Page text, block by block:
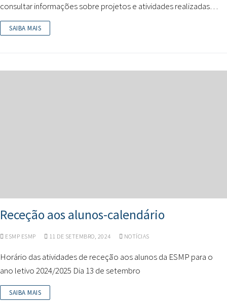
consultar informações sobre projetos e atividades realizadas…
SAIBA MAIS
Receção aos alunos-calendário
ESMP ESMP 11 DE SETEMBRO, 2024 NOTÍCIAS
Horário das atividades de receção aos alunos da ESMP para o
ano letivo 2024/2025 Dia 13 de setembro
SAIBA MAIS